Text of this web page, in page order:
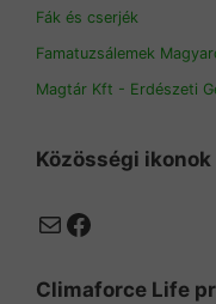
Fák és cserjék
Famatuzsálemek
Magtár Kft - Erdészeti
Közösségi ikonok
MailFacebook
Climaforce Life